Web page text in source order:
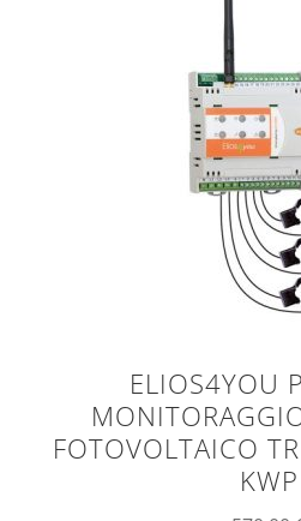
ELIOS4YOU
FOTOVOLTAICO
KWP